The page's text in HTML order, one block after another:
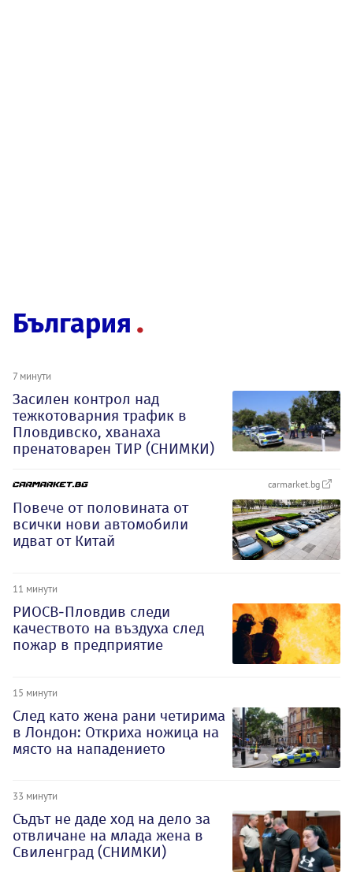
България
7 минути
Засилен контрол над
тежкотоварния трафик в
Пловдивско, хванаха
пренатоварен ТИР (СНИМКИ)
carmarket.bg
Повече от половината от
всички нови автомобили
идват от Китай
11 минути
РИОСВ-Пловдив следи
качеството на въздуха след
пожар в предприятие
15 минути
След като жена рани четирима
в Лондон: Откриха ножица на
място на нападението
33 минути
Съдът не даде ход на дело за
отвличане на млада жена в
Свиленград (СНИМКИ)